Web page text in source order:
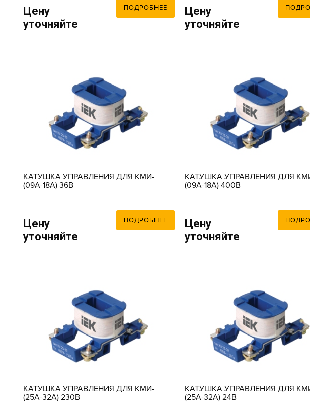
Цену
уточняйте
ПОДРОБНЕЕ
Цену
уточняйте
КАТУШКА УПРАВЛЕНИЯ ДЛЯ КМИ-
(09А-18А) 36В
Цену
уточняйте
ПОДРОБНЕЕ
КАТУШКА УПРАВЛЕНИЯ ДЛЯ
(09А-18А) 400В
Цену
уточняйте
КАТУШКА УПРАВЛЕНИЯ ДЛЯ КМИ-
(25А-32А) 230В
КАТУШКА УПРАВЛЕНИЯ ДЛЯ
(25А-32А) 24В